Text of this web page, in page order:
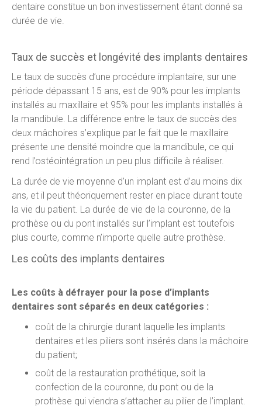
dentaire constitue un bon investissement étant donné sa
durée de vie.
Taux de succès et longévité des implants dentaires
Le taux de succès d’une procédure implantaire, sur une
période dépassant 15 ans, est de 90% pour les implants
installés au maxillaire et 95% pour les implants installés à
la mandibule. La différence entre le taux de succès des
deux mâchoires s’explique par le fait que le maxillaire
présente une densité moindre que la mandibule, ce qui
rend l’ostéointégration un peu plus difficile à réaliser.
La durée de vie moyenne d’un implant est d’au moins dix
ans, et il peut théoriquement rester en place durant toute
la vie du patient. La durée de vie de la couronne, de la
prothèse ou du pont installés sur l’implant est toutefois
plus courte, comme n’importe quelle autre prothèse.
Les coûts des implants dentaires
Les coûts à défrayer pour la pose d’implants
dentaires sont séparés en deux catégories :
coût de la chirurgie durant laquelle les implants
dentaires et les piliers sont insérés dans la mâchoire
du patient;
coût de la restauration prothétique, soit la
confection de la couronne, du pont ou de la
prothèse qui viendra s’attacher au pilier de l’implant.